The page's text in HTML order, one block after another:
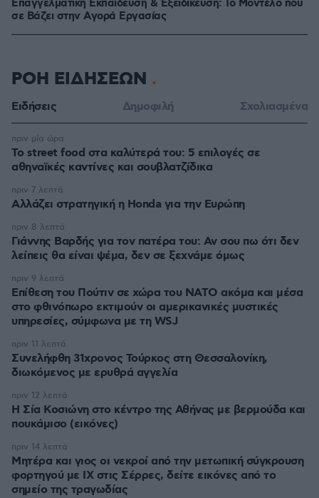
Επαγγελματική Εκπαίδευση & Εξειδίκευση: Το Mοντέλο που
σε Bάζει στην Aγορά Eργασίας
ΡΟΗ ΕΙΔΗΣΕΩΝ
Ειδήσεις Δημοφιλή Σχολιασμένα
Το street food στα καλύτερά του: 5 επιλογές σε
αθηναϊκές καντίνες και σουβλατζίδικα
πριν μία ώρα
Αλλάζει στρατηγική η Honda για την Ευρώπη
πριν 7 λεπτά
Γιάννης Βαρδής για τον πατέρα του: Αν σου πω ότι δεν
λείπεις θα είναι ψέμα, δεν σε ξεχνάμε όμως
πριν 8 λεπτά
Επίθεση του Πούτιν σε χώρα του ΝΑΤΟ ακόμα και μέσα
στο φθινόπωρο εκτιμούν οι αμερικανικές μυστικές
υπηρεσίες, σύμφωνα με τη WSJ
πριν 9 λεπτά
Συνελήφθη 31χρονος Τούρκος στη Θεσσαλονίκη,
διωκόμενος με ερυθρά αγγελία
πριν 11 λεπτά
Η Σία Κοσιώνη στο κέντρο της Αθήνας με βερμούδα και
πουκάμισο (εικόνες)
πριν 12 λεπτά
Μητέρα και γιος οι νεκροί από την μετωπική σύγκρουση
φορτηγού με ΙΧ στις Σέρρες, δείτε εικόνες από το
σημείο της τραγωδίας
πριν 14 λεπτά